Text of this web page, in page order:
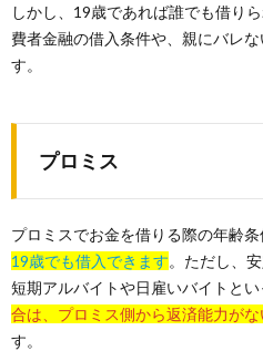
しかし、19歳であれば誰でも借り
費者金融の借入条件や、親にバレ
す。
プロミス
プロミスでお金を借りる際の年齢条
19歳でも借入できます。ただし、
短期アルバイトや日雇いバイトとい
合は、プロミス側から返済能力が
す。